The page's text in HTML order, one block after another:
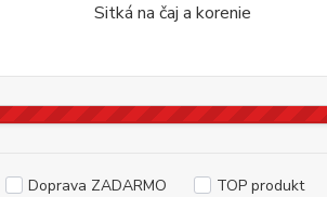
Sitká na čaj a korenie
Doprava ZADARMO TOP produkt